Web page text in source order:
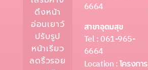
ดึงหน้า
อ่อนเยาว์
ปรับรูป
หน้าเรียว
ลดริ้วรอย
6664
สาขาอุดมสุข
Tel : 061-965-
6664
Location :โครงการ